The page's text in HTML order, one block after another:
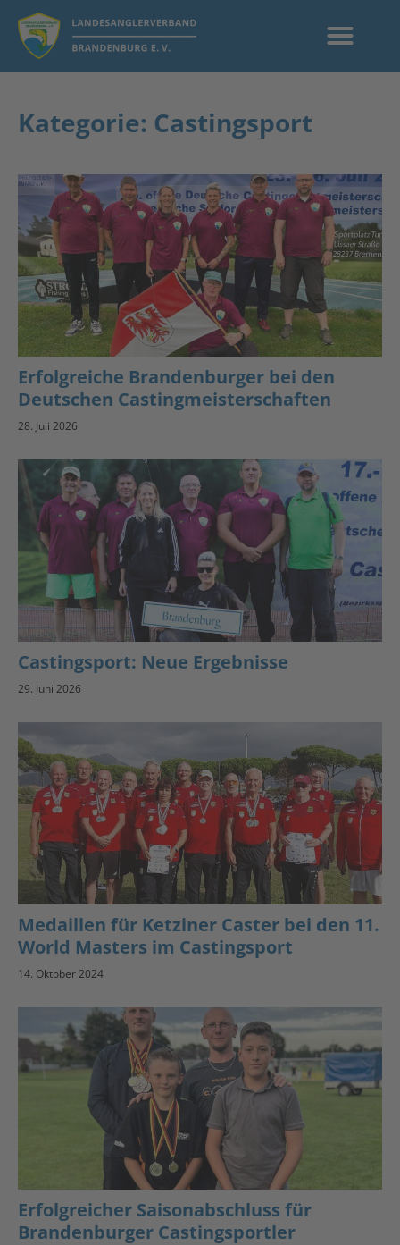
Kategorie: Castingsport
Erfolgreiche Brandenburger bei den
Deutschen Castingmeisterschaften
28. Juli 2026
Castingsport: Neue Ergebnisse
29. Juni 2026
Medaillen für Ketziner Caster bei den 11.
World Masters im Castingsport
14. Oktober 2024
Erfolgreicher Saisonabschluss für
Brandenburger Castingsportler